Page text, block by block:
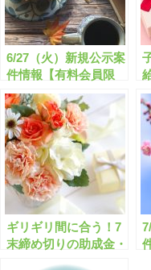
6/27（火）新規公示案
件情報【有料会員限
定】
ギリギリ間に合う！7
末締め切りの助成金・